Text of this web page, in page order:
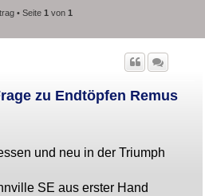
• Seite 1 von 1
zu Endtöpfen Remus
und neu in der Triumph
SE aus erster Hand